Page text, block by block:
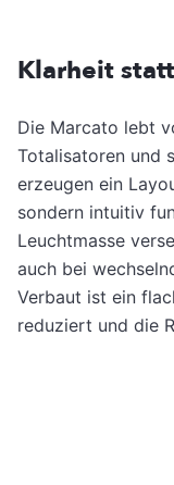
Klarheit
Die Marcato lebt
Totalisatoren und
erzeugen ein
sondern intuitiv
Leuchtmasse
auch bei
Verbaut ist ein
reduziert und die